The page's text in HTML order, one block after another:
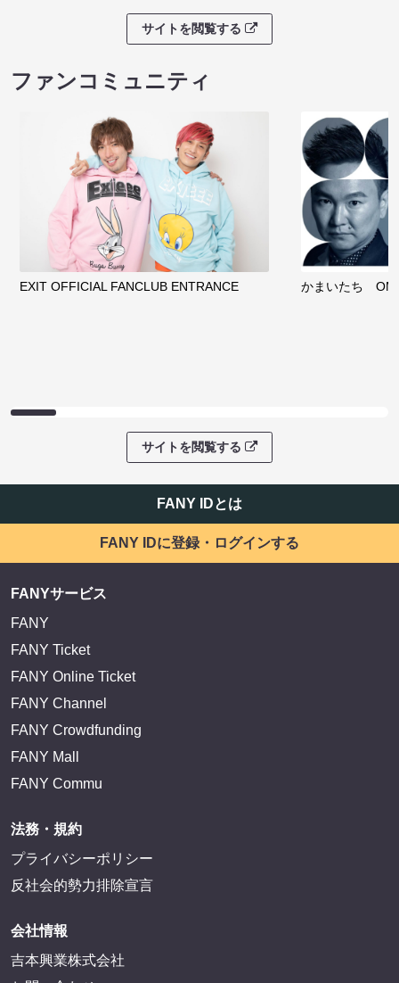
サイトを閲覧する
ファンコミュニティ
EXIT OFFICIAL FANCLUB ENTRANCE かまいたち
サイトを閲覧する
FANY IDとは
FANY IDに登録・ログインする
FANYサービス
FANY
FANY Ticket
FANY Online Ticket
FANY Channel
FANY Crowdfunding
FANY Mall
FANY Commu
法務・規約
プライバシーポリシー
反社会的勢力排除宣言
会社情報
吉本興業株式会社